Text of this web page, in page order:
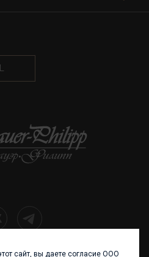
сайт, вы даете согласие ООО